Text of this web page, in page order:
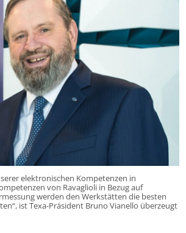
elektronischen Kompetenzen in
von Ravaglioli in Bezug auf
werden den Werkstätten die besten
ist Texa-Präsident Bruno Vianello überzeugt